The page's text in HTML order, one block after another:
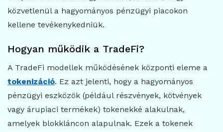
közvetlenül a hagyományos pénzügyi piacokon
kellene tevékenykedniük.
Hogyan működik a TradeFi?
A TradeFi modellek működésének központi eleme a
tokenizáció. Ez azt jelenti, hogy a hagyományos
pénzügyi eszközök (például részvények, kötvények
vagy árupiaci termékek) tokenekké alakulnak,
amelyek blokkláncon alapulnak. Ezek a tokenek